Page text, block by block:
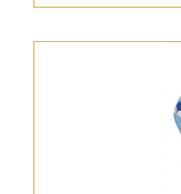
water achter! CE /